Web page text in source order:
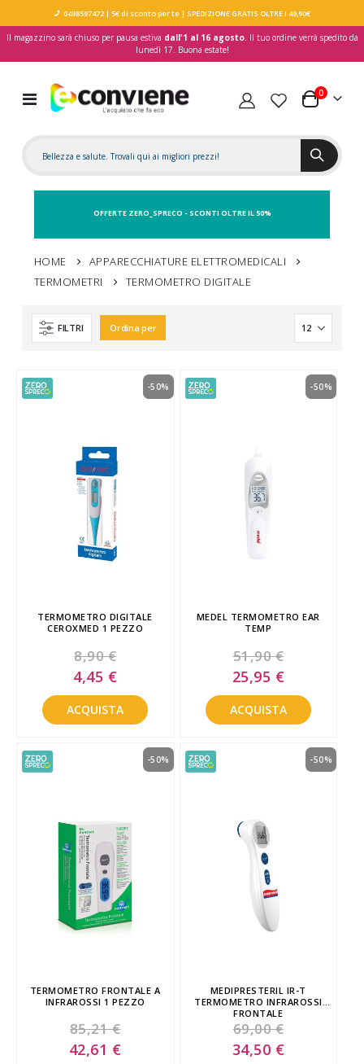
0498597472| 5€ di sconto per te| SPEDIZIONE GRATIS OLTRE I 49,90€
Il magazzino sarà chiuso per pausa estiva dall'1 al 16 agosto. Il tuo ordine verrà spedito da
lunedì 17. Buona estate!
Toggle
Nav
Carrello
0elementi
OFFERTE ZERO_SPRECO - SCONTI OLTRE IL 50%
HOME
APPARECCHIATURE ELETTROMEDICALI
TERMOMETRI
TERMOMETRO DIGITALE
FILTRI Ordina per
TERMOMETRO DIGITALE
CEROXMED 1 PEZZO
8,90 €
-50%
Special
Price
4,45 €
ACQUISTA
MEDEL TERMOMETRO EAR
TEMP
51,90 €
-50%
Special
Price
25,95 €
ACQUISTA
TERMOMETRO FRONTALE A
INFRAROSSI 1 PEZZO
85,21 €
-50%
Special
Price
42,61 €
MEDIPRESTERIL IR-T
TERMOMETRO INFRAROSSI
FRONTALE
69,00 €
-50%
Special
Price
34,50 €